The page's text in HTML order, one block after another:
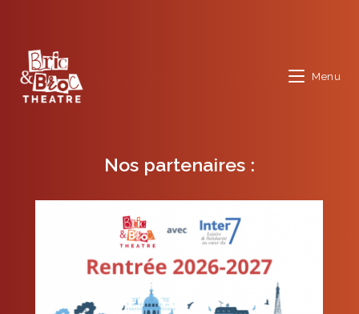
content
Menu
Nos partenaires :